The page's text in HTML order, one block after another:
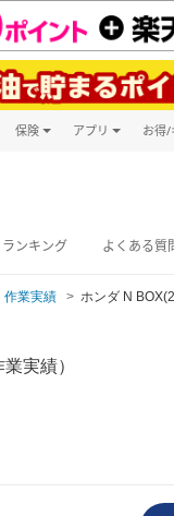
保険 アプリ お得/
ランキング よくある質
作業実績 ホンダ N
業実績）